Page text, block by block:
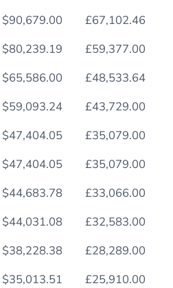
$90,679.00
£67,102.46
$80,239.19
£59,377.00
$65,586.00
£48,533.64
$59,093.24
£43,729.00
$47,404.05
£35,079.00
$47,404.05
£35,079.00
$44,683.78
£33,066.00
$44,031.08
£32,583.00
$38,228.38
£28,289.00
$35,013.51
£25,910.00